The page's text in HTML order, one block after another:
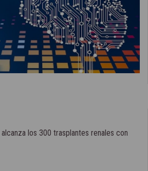
los 300 trasplantes renales con